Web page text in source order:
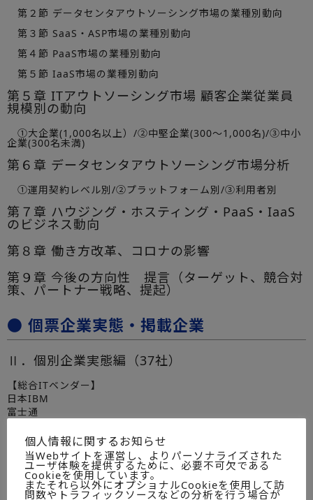
第２節 データセンタアウトソーシング市場の業種別動向
第３節 SaaS・ASP市場の業種別動向
第４節 PaaS市場の業種別動向
第５節 IaaS市場の業種別動向
第５章 ITアウトソーシング市場 顧客企業従業員
規模別の動向
①大企業(1,000名以上）/②中堅企業(300～1,000名)/③中小
企業(300名未満)
第６章 データセンタアウトソーシング市場分析
①運用契約レベル別/②プラットフォーム別/③利用者別
第７章 ハウジング・ホスティング・PaaS・IaaS
のビジネス動向
第８章 働き方改革、コロナの影響
第９章 今後の方向性 提言（ターゲット、競合対
策、パートナー戦略、提起）
● 個票企業実態・掲載企業
Ⅱ．個別企業実態編（37社）
【総合ITベンダー】
日本IBM
富士通
日本電気
日本ユニシス
【SI企業】
NTTデータ
個人情報に関するお知らせ
当Webサイトを運営し、よりパーソナライズされた
ユーザ体験を提供するために、必要不可欠である
Cookieを使用しています。
またそれら以外にオプショナルCookieを使用して訪
問数やトラフィックソースなどの分析を行う場合が